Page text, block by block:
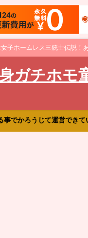
ホームレス三銃士伝説！
ガチホモ
でかろうじて運営でき